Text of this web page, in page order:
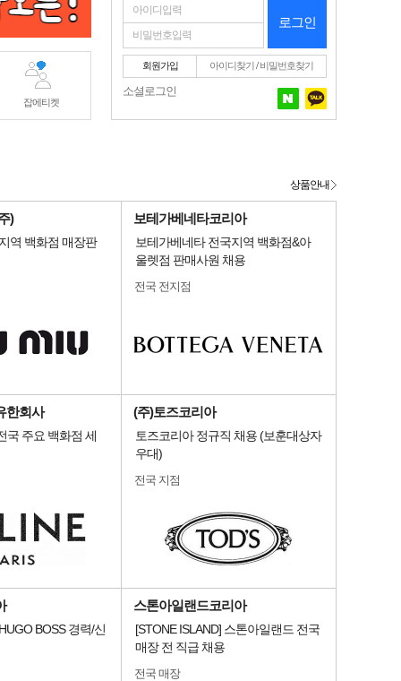
잡에티켓
로그인
회원가입 아이디찾기/비밀번호찾기
소셜로그인
)
역 백화점 매장판
보테가베네타코리아
보테가베네타 전국지역 백화점&아
울렛점 판매사원 채용
전국 전지점
한회사
국 주요 백화점 세
(주)토즈코리아
토즈코리아 정규직 채용 (보훈대상자
우대)
전국 지점
BOSS 경력/신
스톤아일랜드코리아
[STONE ISLAND] 스톤아일랜드 전국
매장 전 직급 채용
전국 매장
상품안내